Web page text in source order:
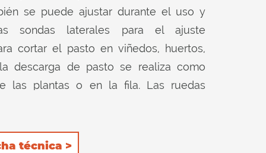
se puede ajustar durante el uso y
sondas laterales para el ajuste
cortar el pasto en viñedos, huertos,
descarga de pasto se realiza como
las plantas o en la fila. Las ruedas
permiten que la máquina se
técnica >